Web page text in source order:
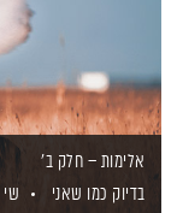
אלימות – חלק ב'
בדיוק כמו שאני
שי